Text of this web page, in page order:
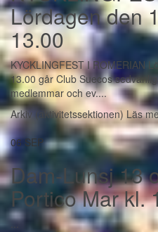
Lördagen den
13.00
KYCKLINGFEST I ROMERIAN
13.00 går Club Suecos
medlemmar och ev....
Arkiv (aktivitetssektionen) Läs
06 SEP
Dam-Lunsj 13
Portico Mar kl.
...